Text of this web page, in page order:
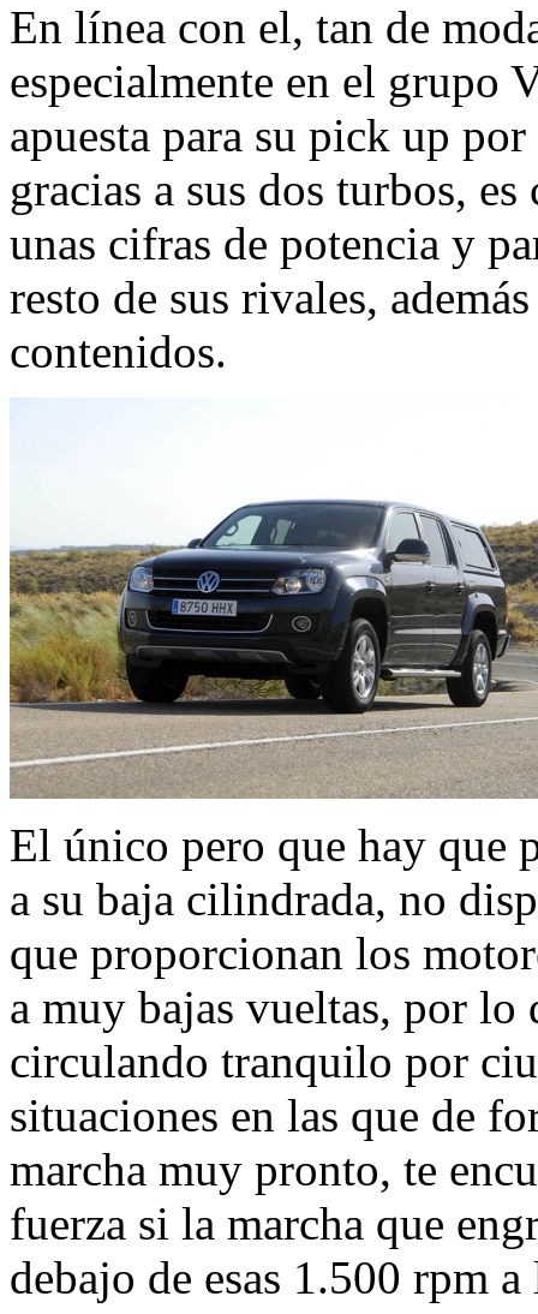
En línea con el, tan de
especialmente en el grupo
apuesta para su pick up
gracias a sus dos turbos,
unas cifras de potencia y
resto de sus rivales,
contenidos.
El único pero que hay que
a su baja cilindrada, no
que proporcionan los
a muy bajas vueltas, por lo
circulando tranquilo por
situaciones en las que de
marcha muy pronto, te
fuerza si la marcha que
debajo de esas 1.500 rpm